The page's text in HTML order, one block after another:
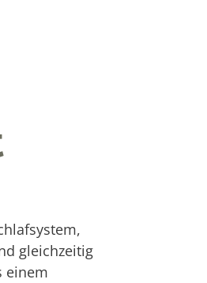
gleichzeitig
einem